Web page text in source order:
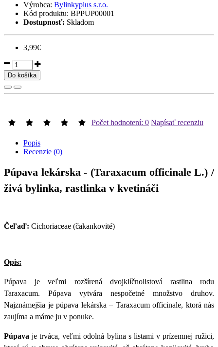
Výrobca: Bylinkyplus s.r.o.
Kód produktu: BPPUP00001
Dostupnosť: Skladom
3,99€
Do košíka
Počet hodnotení: 0 Napísať recenziu
Popis
Recenzie (0)
Púpava lekárska - (Taraxacum officinale L.) /
živá bylinka, rastlinka v kvetináči
Čeľaď: Cichoriaceae (čakankovité)
Opis:
Púpava je veľmi rozšírená dvojklíčnolistová rastlina rodu
Taraxacum. Púpava vytvára nespočetné množstvo druhov.
Najznámejšia je púpava lekárska – Taraxacum officinale, ktorá nás
zaujíma a máme ju v ponuke.
Púpava je trváca, veľmi odolná bylina s listami v prízemnej ružici,